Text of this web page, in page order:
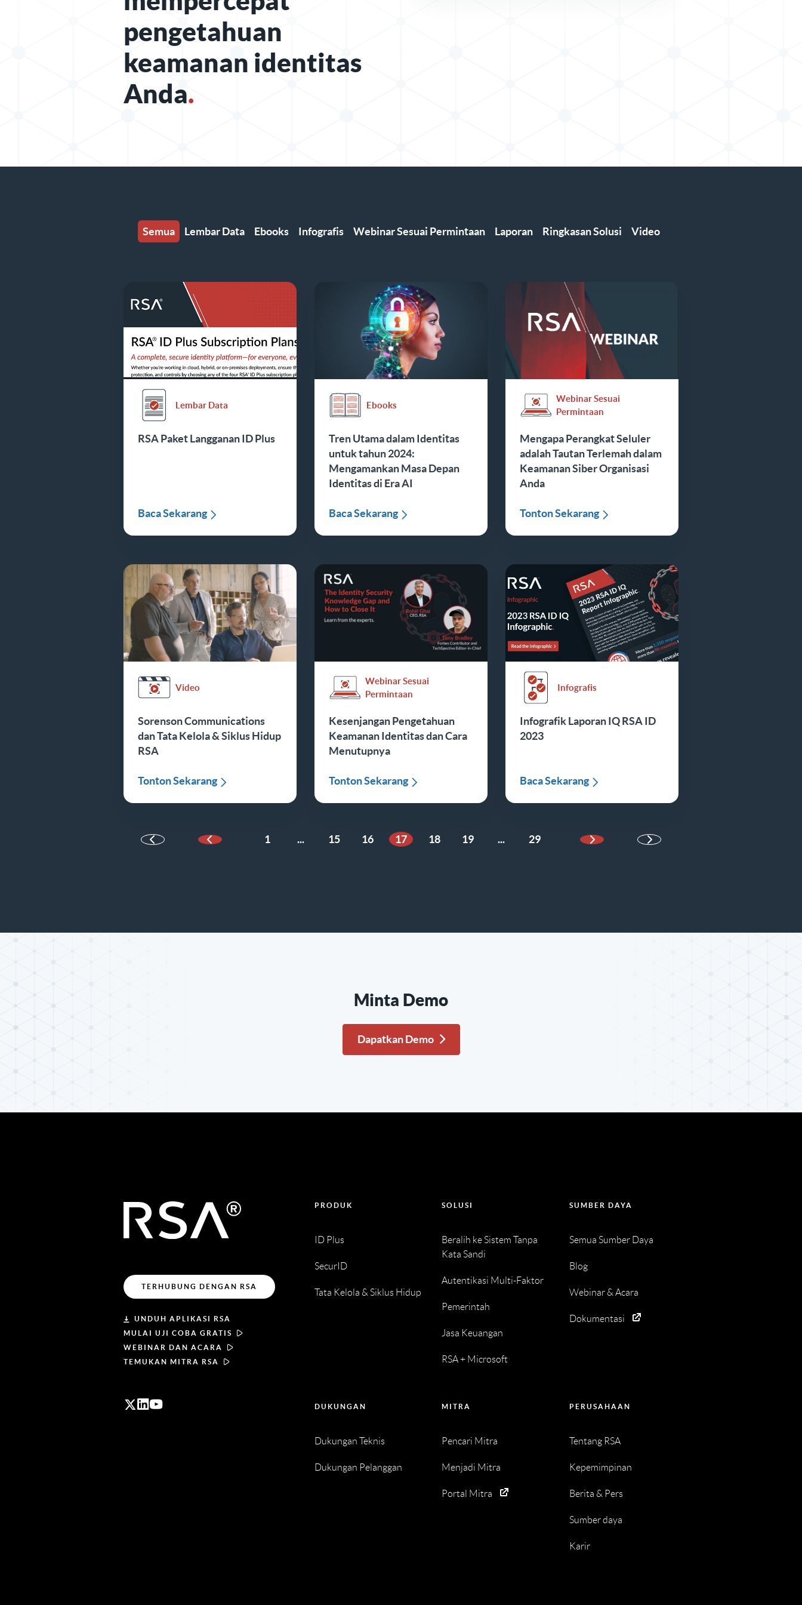
pengetahuan
keamanan identitas
Anda.
Semua Lembar Data Ebooks Infografis Webinar Sesuai Permintaan Laporan Ringkasan Solusi Video
Lembar Data
RSAPaket Langganan ID Plus
Baca Sekarang
Ebooks
Tren Utama dalam Identitas
untuk tahun 2024:
Mengamankan Masa Depan
Identitas di Era AI
Baca Sekarang
Webinar Sesuai
Permintaan
Mengapa Perangkat Seluler
adalah Tautan Terlemah dalam
Keamanan Siber Organisasi
Anda
Tonton Sekarang
Video
Sorenson Communications
dan Tata Kelola & Siklus Hidup
RSA
Tonton Sekarang
Webinar Sesuai
Permintaan
Kesenjangan Pengetahuan
Keamanan Identitas dan Cara
Menutupnya
Tonton Sekarang
Infografis
Infografik Laporan IQ RSA ID
2023
Baca Sekarang
Halaman Sebelumnya
1 ... 15 16 17 18 19 ... 29
Halaman Berikutnya
Minta Demo
Dapatkan Demo
TERHUBUNG DENGAN RSA
UNDUH APLIKASI RSA
MULAI UJI COBA GRATIS
WEBINAR DAN ACARA
TEMUKAN MITRA RSA
PRODUK
ID Plus
SecurID
Tata Kelola & Siklus Hidup
SOLUSI
Beralih ke Sistem Tanpa
Kata Sandi
Autentikasi Multi-Faktor
Pemerintah
Jasa Keuangan
RSA + Microsoft
SUMBER DAYA
Semua Sumber Daya
Blog
Webinar & Acara
Dokumentasi
DUKUNGAN
Dukungan Teknis
Dukungan Pelanggan
MITRA
Pencari Mitra
Menjadi Mitra
Portal Mitra
PERUSAHAAN
Tentang RSA
Kepemimpinan
Berita & Pers
Sumber daya
Karir